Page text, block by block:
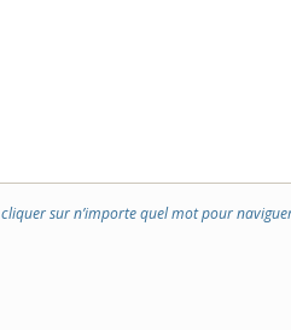
cliquer sur n’importe quel mot pour